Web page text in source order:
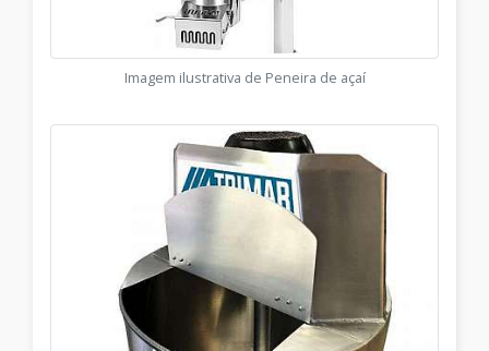
Imagem ilustrativa de Peneira de açaí